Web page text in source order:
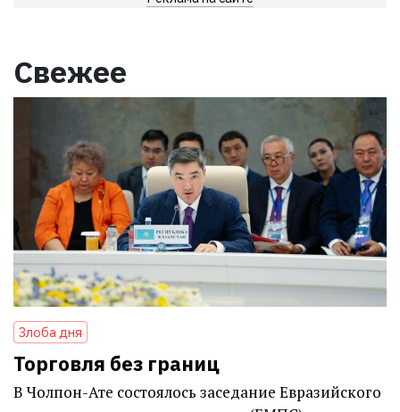
Свежее
Злоба дня
Торговля без границ
В Чолпон-Ате состоялось заседание Евразийского